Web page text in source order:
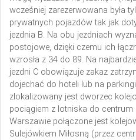
wcześniej zarezerwowana była
prywatnych pojazdów tak jak
jezdnia B. Na obu jezdniach
postojowe, dzięki czemu ich
wzrosła z 34 do 89. Na
jezdni C obowiązuje zakaz
dojechać do hoteli lub na
zlokalizowany jest dworzec
pociągiem z lotniska do
Warszawie połączone jest
Sulejówkiem Miłosną (przez